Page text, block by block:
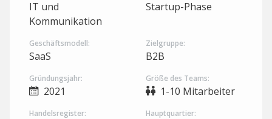
IT und
Kommunikation
Startup-Phase
Geschäftsmodell:
SaaS
Zielgruppe:
B2B
Gründungsjahr:
2021
Größe des Teams:
1-10 Mitarbeiter
Handelsregister: Hauptquartier: